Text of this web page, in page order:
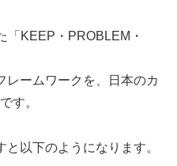
「KEEP・PROBLEM・
レームワークを、日本のカ
す。
以下のようになります。